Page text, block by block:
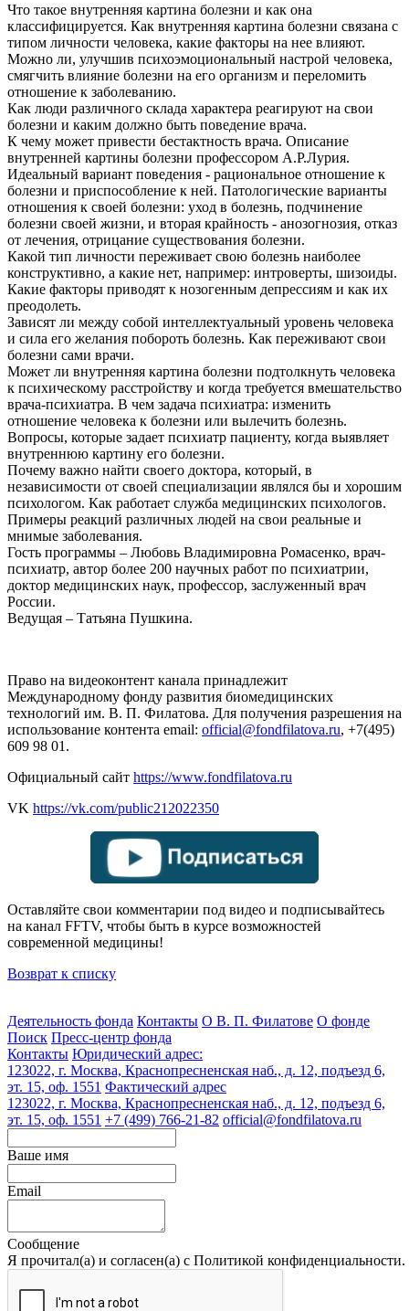
Что такое внутренняя картина болезни и как она
классифицируется. Как внутренняя картина болезни связана с
типом личности человека, какие факторы на нее влияют.
Можно ли, улучшив психоэмоциональный настрой человека,
смягчить влияние болезни на его организм и переломить
отношение к заболеванию.
Как люди различного склада характера реагируют на свои
болезни и каким должно быть поведение врача.
К чему может привести бестактность врача. Описание
внутренней картины болезни профессором А.Р.Лурия.
Идеальный вариант поведения - рациональное отношение к
болезни и приспособление к ней. Патологические варианты
отношения к своей болезни: уход в болезнь, подчинение
болезни своей жизни, и вторая крайность - анозогнозия, отказ
от лечения, отрицание существования болезни.
Какой тип личности переживает свою болезнь наиболее
конструктивно, а какие нет, например: интроверты, шизоиды.
Какие факторы приводят к нозогенным депрессиям и как их
преодолеть.
Зависят ли между собой интеллектуальный уровень человека
и сила его желания побороть болезнь. Как переживают свои
болезни сами врачи.
Может ли внутренняя картина болезни подтолкнуть человека
к психическому расстройству и когда требуется вмешательство
врача-психиатра. В чем задача психиатра: изменить
отношение человека к болезни или вылечить болезнь.
Вопросы, которые задает психиатр пациенту, когда выявляет
внутреннюю картину его болезни.
Почему важно найти своего доктора, который, в
независимости от своей специализации являлся бы и хорошим
психологом. Как работает служба медицинских психологов.
Примеры реакций различных людей на свои реальные и
мнимые заболевания.
Гость программы – Любовь Владимировна Ромасенко, врач-
психиатр, автор более 200 научных работ по психиатрии,
доктор медицинских наук, профессор, заслуженный врач
России.
Ведущая – Татьяна Пушкина.
Право на видеоконтент канала принадлежит
Международному фонду развития биомедицинских
технологий им. В. П. Филатова. Для получения разрешения на
использование контента email: official@fondfilatova.ru, +7(495)
609 98 01.
Официальный сайт https://www.fondfilatova.ru
VK https://vk.com/public212022350
Оставляйте свои комментарии под видео и подписывайтесь
на канал FFTV, чтобы быть в курсе возможностей
современной медицины!
Возврат к списку
Деятельность фонда Контакты О В. П. Филатове О фонде
Поиск Пресс-центр фонда
Контакты Юридический адрес:
123022, г. Москва, Краснопресненская наб., д. 12, подъезд 6,
эт. 15, оф. 1551 Фактический адрес
123022, г. Москва, Краснопресненская наб., д. 12, подъезд 6,
эт. 15, оф. 1551 +7 (499) 766-21-82 official@fondfilatova.ru
Ваше имя
Email
Сообщение
Я прочитал(а) и согласен(а) с Политикой конфиденциальности.